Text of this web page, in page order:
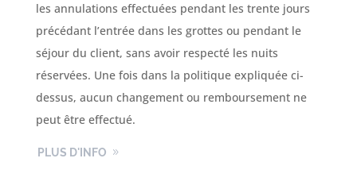
les annulations effectuées pendant les trente jours
précédant l’entrée dans les grottes ou pendant le
séjour du client, sans avoir respecté les nuits
réservées. Une fois dans la politique expliquée ci-
dessus, aucun changement ou remboursement ne
peut être effectué.
PLUS D'INFO